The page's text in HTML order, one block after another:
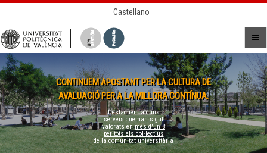
Castellano
CONTINUEM APOSTANT PER LA CULTURA DE
AVALUACIÓ PER A LA MILLORA CONTÍNUA.
Destaquem alguns
serveis que han sigut
valorats enmés d'un 8
per tots els col·lectius
de la comunitat universitària